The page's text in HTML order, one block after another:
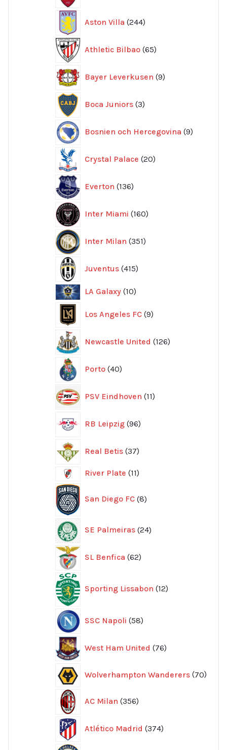
Aston Villa 244
produkter
Athletic Bilbao 65
produkter
Bayer Leverkusen 9
produkter
Boca Juniors 3
produkter
Bosnien och Hercegovina 9
produkter
Crystal Palace 20
produkter
Everton 136
produkter
Inter Miami 160
produkter
Inter Milan 351
produkter
Juventus 415
produkter
LA Galaxy 1010
Los Angeles FC 9
produkter
Newcastle United 126
produkter
Porto 40
produkter
PSV Eindhoven 11
produkter
RB Leipzig 96
produkter
Real Betis 37
produkter
River Plate 1111
San Diego FC 8produkter
SE Palmeiras 24
produkter
SL Benfica 62
produkter
Sporting Lissabon 12produkter
SSC Napoli 58
produkter
West Ham United 76
produkter
Wolverhampton Wanderers 70
AC Milan 356
produkter
Atlético Madrid 374
produkter